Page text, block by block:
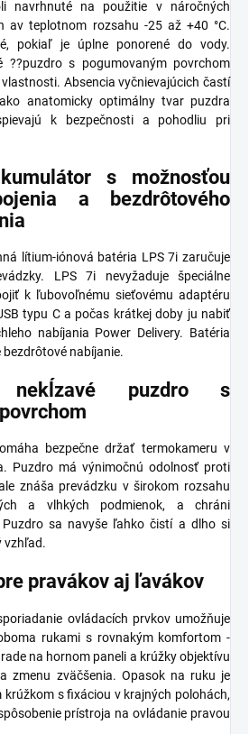
navrhnuté na použitie v náročných
av teplotnom rozsahu -25 až +40 °C.
pokiaľ je úplne ponorené do vody.
??puzdro s pogumovaným povrchom
Absencia vyčnievajúcich častí
anatomicky optimálny tvar puzdra
k bezpečnosti a pohodliu pri
s možnosťou
a bezdrôtového
lítium-iónová batéria LPS 7i zaručuje
LPS 7i nevyžaduje špeciálne
k ľubovoľnému sieťovému adaptéru
typu C a počas krátkej doby ju nabiť
nabíjania Power Delivery. Batéria
bezdrôtové nabíjanie.
nekĺzavé puzdro s
bezpečne držať termokameru v
Puzdro má výnimočnú odolnosť proti
znáša prevádzku v širokom rozsahu
a vlhkých podmienok, a chráni
sa navyše ľahko čistí a dlho si
vzhľad.
pravákov aj ľavákov
ovládacích prvkov umožňuje
rukami s rovnakým komfortom -
na hornom paneli a krúžky objektívu
zmenu zväčšenia. Opasok na ruku je
krúžkom s fixáciou v krajných polohách,
prístroja na ovládanie pravou